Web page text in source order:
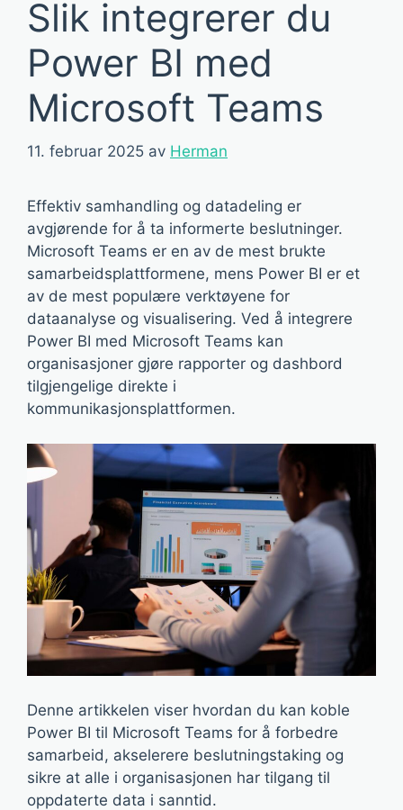
Slik integrerer du
Power BI med
Microsoft Teams
11. februar 2025 av Herman
Effektiv samhandling og datadeling er
avgjørende for å ta informerte beslutninger.
Microsoft Teams er en av de mest brukte
samarbeidsplattformene, mens Power BI er et
av de mest populære verktøyene for
dataanalyse og visualisering. Ved å integrere
Power BI med Microsoft Teams kan
organisasjoner gjøre rapporter og dashbord
tilgjengelige direkte i
kommunikasjonsplattformen.
Denne artikkelen viser hvordan du kan koble
Power BI til Microsoft Teams for å forbedre
samarbeid, akselerere beslutningstaking og
sikre at alle i organisasjonen har tilgang til
oppdaterte data i sanntid.